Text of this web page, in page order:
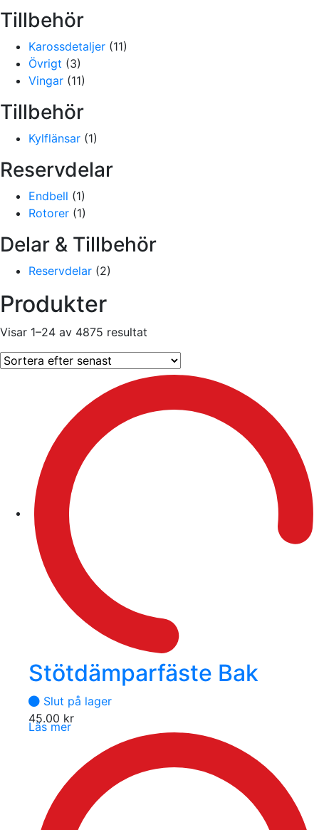
Tillbehör
Karossdetaljer (11)
Övrigt (3)
Vingar (11)
Tillbehör
Kylflänsar (1)
Reservdelar
Endbell (1)
Rotorer (1)
Delar & Tillbehör
Reservdelar (2)
Produkter
Visar 1–24 av 4875 resultat
senaste
Stötdämparfäste Bak
Slut på lager
45.00 kr
Läs mer